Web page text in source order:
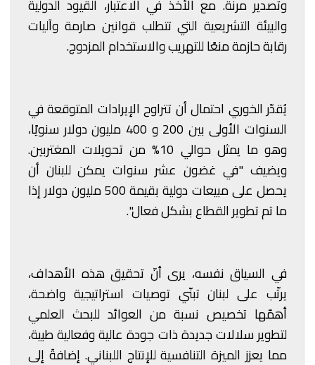
وتصدير مرنة. مع الأخذ في الاعتبار، القيود الدولية
والبيئة التشريعية التي تتطلب قوانين صارمة وآليات
رقابة حازمة منعًا للتهريب والاستخدام المزدوج.
يُقدّر الخوري احتمال أن تتراوح الإيرادات المتوقعة في
السنوات الأولى بين 200 و 400 مليون دولار سنويًا،
وهو ما يمثل حوالي 10% من تحويلات المغتربين.
ويضيف "في غضون عشر سنوات يمكن للبنان أن
يحصل على مبيعات دولية بقيمة 500 مليون دولار إذا
ما تم تطوير القطاع بشكل فعال".
في السياق نفسه، يرى أنّ تحقيق هذه الأهداف،
يرتّب على لبنان تبنّي توصيات استراتيجية واضحة،
أهمّها تخصيص نسبة من العوائد للبحث العلمي
لتطوير سلالات جديدة ذات جودة عالية وفعالية طبية،
مما يعزز الميزة التنافسية للإنتاج اللبناني. إضافةً إلى